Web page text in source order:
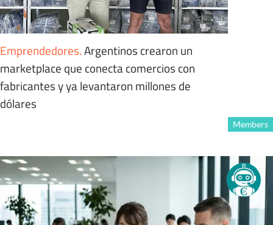
Emprendedores.Argentinos crearon un
marketplace que conecta comercios con
fabricantes y ya levantaron millones de
dólares
Members